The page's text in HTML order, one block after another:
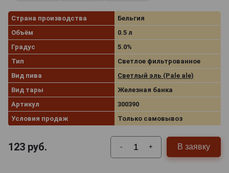
Страна производства
Бельгия
Объём
0.5 л
Градус
5.0%
Тип
Светлое фильтрованное
Вид пива
Светлый эль (Pale ale)
Вид тары
Железная банка
Артикул
300390
Условия продаж
Только самовывоз
123 руб. - + В заявку